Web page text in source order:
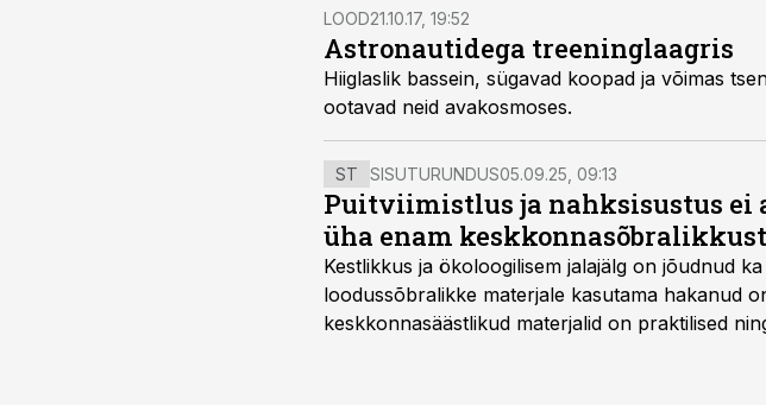
LOOD21.10.17, 19:52
Astronautidega treeninglaagris
Hiiglaslik bassein, sügavad koopad ja võimas
ootavad neid avakosmoses.
ST SISUTURUNDUS05.09.25, 09:13
Puitviimistlus ja nahksisustus ei
üha enam keskkonnasõbralikkust
Kestlikkus ja ökoloogilisem jalajälg on jõudnud
loodussõbralikke materjale kasutama hakanud
keskkonnasäästlikud materjalid on praktilised